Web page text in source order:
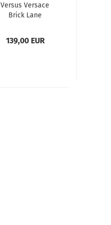
Versus Versace
Brick Lane
139,00 EUR